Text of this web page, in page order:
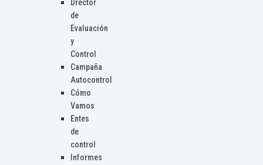
Drector
de
Evaluación
y
Control
Campaña
Autocontrol
Cómo
Vamos
Entes
de
control
Informes